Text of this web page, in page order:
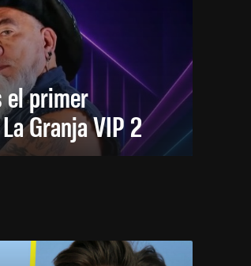
el primer
Granja VIP 2